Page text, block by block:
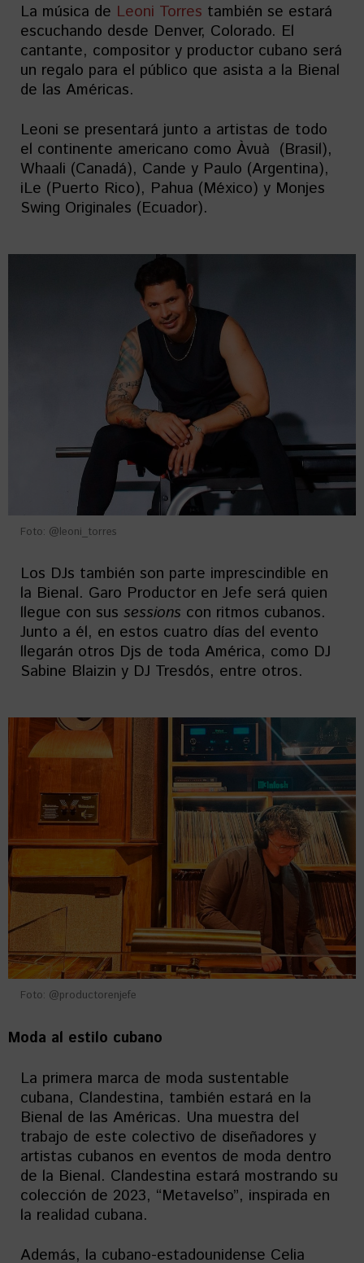
La música de Leoni Torres también se estará
escuchando desde Denver, Colorado. El
cantante, compositor y productor cubano será
un regalo para el público que asista a la Bienal
de las Américas.
Leoni se presentará junto a artistas de todo
el continente americano como Àvuà (Brasil),
Whaali (Canadá), Cande y Paulo (Argentina),
iLe (Puerto Rico), Pahua (México) y Monjes
Swing Originales (Ecuador).
Foto: @leoni_torres
Los DJs también son parte imprescindible en
la Bienal. Garo Productor en Jefe será quien
llegue con sus sessions con ritmos cubanos.
Junto a él, en estos cuatro días del evento
llegarán otros Djs de toda América, como DJ
Sabine Blaizin y DJ Tresdós, entre otros.
Foto: @productorenjefe
Moda al estilo cubano
La primera marca de moda sustentable
cubana, Clandestina, también estará en la
Bienal de las Américas. Una muestra del
trabajo de este colectivo de diseñadores y
artistas cubanos en eventos de moda dentro
de la Bienal. Clandestina estará mostrando su
colección de 2023, “Metavelso”, inspirada en
la realidad cubana.
Además, la cubano-estadounidense Celia